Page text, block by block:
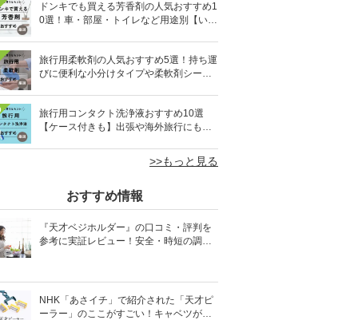
ドンキでも買える芳香剤の人気おすすめ1
0選！車・部屋・トイレなど用途別【いい
旅行用柔軟剤の人気おすすめ5選！持ち運
びに便利な小分けタイプや柔軟剤シート
旅行用コンタクト洗浄液おすすめ10選
【ケース付きも】出張や海外旅行にも便
>>もっと見る
おすすめ情報
『天才ベジホルダー』の口コミ・評判を
参考に実証レビュー！安全・時短の調理
NHK「あさイチ」で紹介された「天才ピ
ーラー」のここがすごい！キャベツがほ